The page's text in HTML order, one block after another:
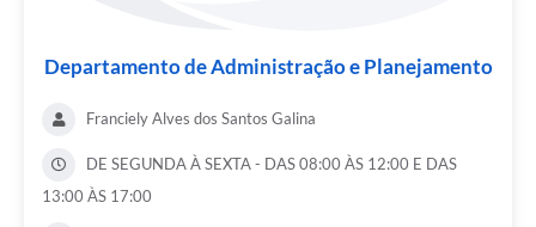
Departamento de Administração e Planejamento
Franciely Alves dos Santos Galina
DE SEGUNDA À SEXTA - DAS 08:00 ÀS 12:00 E DAS
13:00 ÀS 17:00